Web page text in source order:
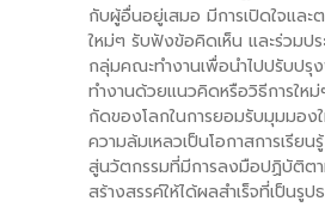
กับผู้อื่นอยู่เสมอ มีการเปิดใจแล
ใหม่ๆ รับฟังข้อคิดเห็น และร่วมปร
กลุ่มคณะทำงานเพื่อนําไปปรับป
ทำงานด้วยแนวคิดหรือวิธีการใหม่
กัดของโลกในการยอมรับมุมมอง
ความล้มเหลวเป็นโอกาสการเรียน
สู่นวัตกรรมที่มีการลงมือปฏิบัติต
สร้างสรรค์ให้ได้ผลสำเร็จที่เป็นรูป